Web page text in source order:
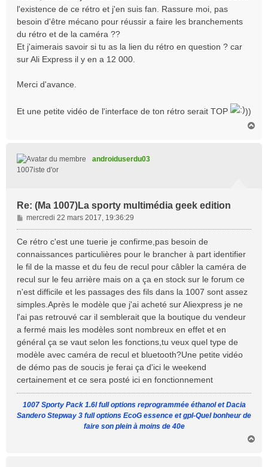
g
e
l'existence de ce rétro et j'en suis fan. Rassure moi, pas
besoin d'être mécano pour réussir a faire les branchements
du rétro et de la caméra ??
Et j'aimerais savoir si tu as la lien du rétro en question ? car
sur Ali Express il y en a 12 000.
Merci d'avance.
Et une petite vidéo de l'interface de ton rétro serait TOP
))
androiduserdu03
1007iste d'or
Re: (Ma 1007)La sporty multimédia geek edition
M
e
s
g
e
mercredi 22 mars 2017, 19:36:29
Ce rétro c'est une tuerie je confirme,pas besoin de
connaissances particulières pour le brancher à part identifier
le fil de la masse et du feu de recul pour câbler la caméra de
recul sur le feu arrière mais on a ça en stock sur le forum ce
n'est difficile et les passages des fils dans la 1007 sont assez
simples.Après le modèle que j'ai acheté sur Aliexpress je ne
l'ai pas retrouvé car il semblerait que la boutique du vendeur
a fermé mais les modèles sont nombreux en effet et en
général ça se vaut selon les fonctions,tu veux quel type de
modèle avec caméra de recul et bluetooth?Une petite vidéo
de démo pas de soucis je ferai ça d'ici le weekend
certainement et ce sera posté ici en fonctionnement
1007 Sporty Pack 1.6l full options reprogrammée éthanol et Dacia
Sandero Stepway 3 full options EcoG essence et gpl-Quel bonheur de
faire son plein à moins de 40e